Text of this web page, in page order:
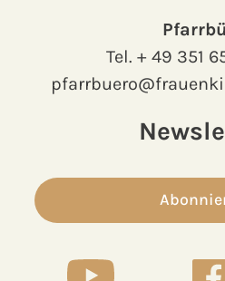
Tel. + 49 351